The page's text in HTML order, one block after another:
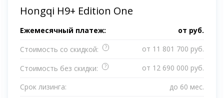
Hongqi H9+ Edition One
Ежемесячный платеж: от руб.
Стоимость со скидкой:
? от 11 801 700 руб.
Стоимость без скидки: ?
от 12 690 000 руб.
Срок лизинга:
до 60 мес.